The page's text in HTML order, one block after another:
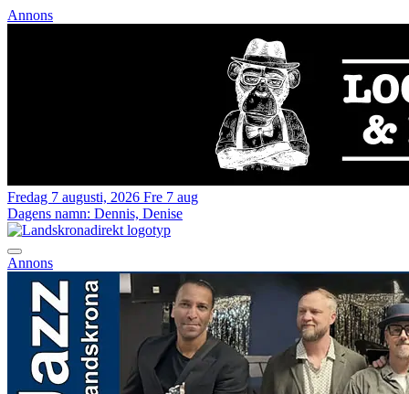
Annons
Fredag 7 augusti, 2026 Fre 7 aug
Dagens namn: Dennis, Denise
Annons